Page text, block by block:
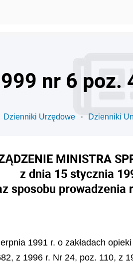
nr 6 poz.
Dzienniki Urzędowe Dzienniki
MINISTRA
z dnia 15 stycznia
sposobu
1991 r. o zakładach
z 1996 r. Nr 24, poz. 110, z